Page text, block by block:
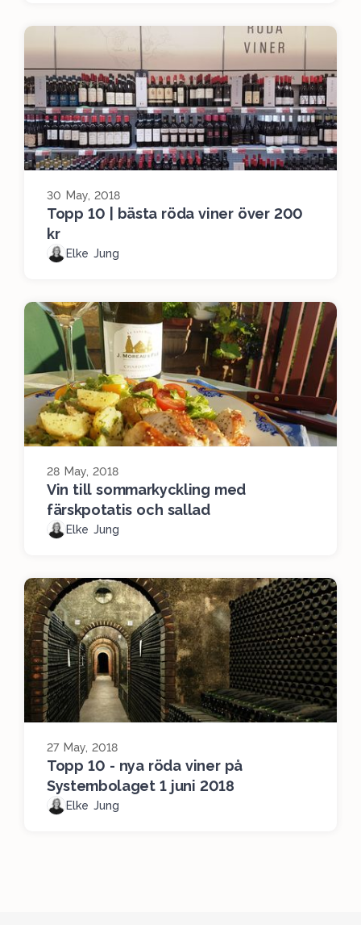
30 May, 2018
Topp 10 | bästa röda viner över 200
kr
Elke Jung
28 May, 2018
Vin till sommarkyckling med
färskpotatis och sallad
Elke Jung
27 May, 2018
Topp 10 - nya röda viner på
Systembolaget 1 juni 2018
Elke Jung